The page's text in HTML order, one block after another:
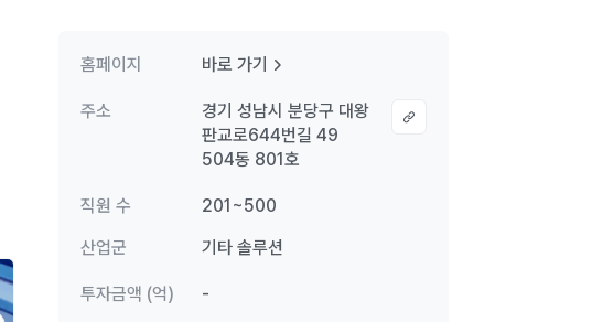
홈페이지 바로 가기
주소
경기 성남시 분당구 대왕
판교로644번길 49
504동 801호
직원 수
201~500
산업군
기타 솔루션
투자금액 (억) -